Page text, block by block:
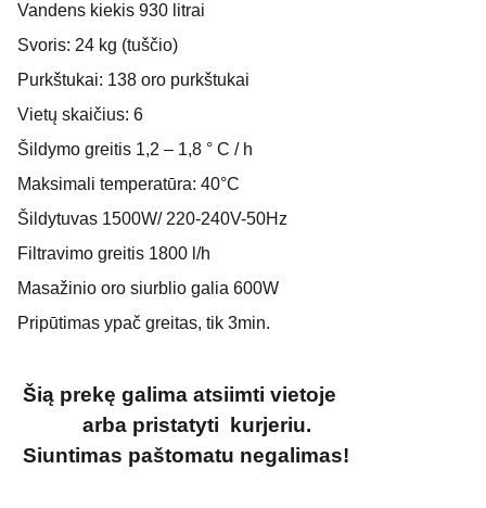
Vandens kiekis 930 litrai
Svoris: 24 kg (tuščio)
Purkštukai: 138 oro purkštukai
Vietų skaičius: 6
Šildymo greitis 1,2 – 1,8 ° C / h
Maksimali temperatūra: 40°C
Šildytuvas 1500W/ 220-240V-50Hz
Filtravimo greitis 1800 l/h
Masažinio oro siurblio galia 600W
Pripūtimas ypač greitas, tik 3min.
Šią prekę galima atsiimti vietoje
arba pristatyti kurjeriu.
Siuntimas paštomatu negalimas!